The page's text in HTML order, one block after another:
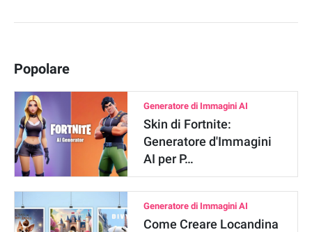
Popolare
Generatore di Immagini AI
Skin di Fortnite:
Generatore d'Immagini
AI per P…
Generatore di Immagini AI
Come Creare Locandina